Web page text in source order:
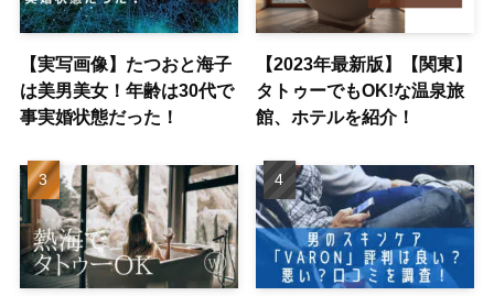
【実写画像】たつおと海子
は美男美女！年齢は30代で
事実婚状態だった！
【2023年最新版】【関東】
タトゥーでもOK!な温泉旅
館、ホテルを紹介！